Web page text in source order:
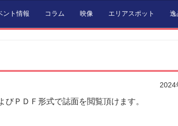
ント情報 コラム 映像 エリアスポット 逸
2024
ＰＤＦ形式で誌面を閲覧頂けます。